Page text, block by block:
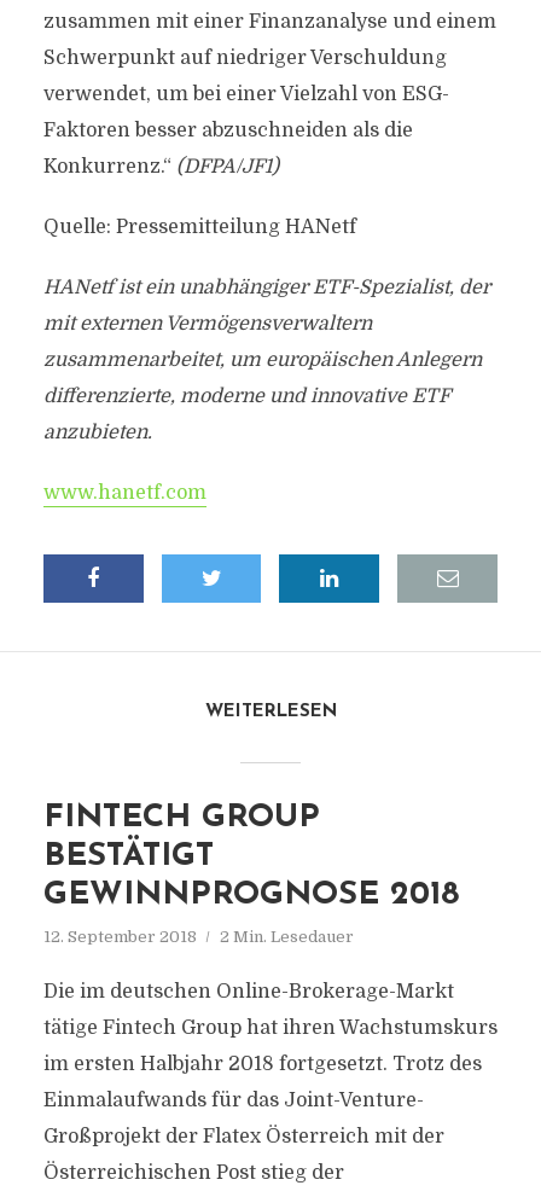
zusammen mit einer Finanzanalyse und einem
Schwerpunkt auf niedriger Verschuldung
verwendet, um bei einer Vielzahl von ESG-
Faktoren besser abzuschneiden als die
Konkurrenz.“ (DFPA/JF1)
Quelle: Pressemitteilung HANetf
HANetf ist ein unabhängiger ETF-Spezialist, der
mit externen Vermögensverwaltern
zusammenarbeitet, um europäischen Anlegern
differenzierte, moderne und innovative ETF
anzubieten.
www.hanetf.com
WEITERLESEN
FINTECH GROUP
BESTÄTIGT
GEWINNPROGNOSE 2018
12. September 2018 2 Min. Lesedauer
Die im deutschen Online-Brokerage-Markt
tätige Fintech Group hat ihren Wachstumskurs
im ersten Halbjahr 2018 fortgesetzt. Trotz des
Einmalaufwands für das Joint-Venture-
Großprojekt der Flatex Österreich mit der
Österreichischen Post stieg der